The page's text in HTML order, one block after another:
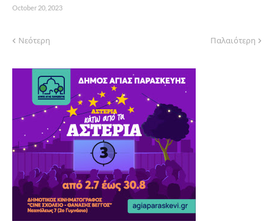
October 20, 2023
Νεότερη Παλαιότερη